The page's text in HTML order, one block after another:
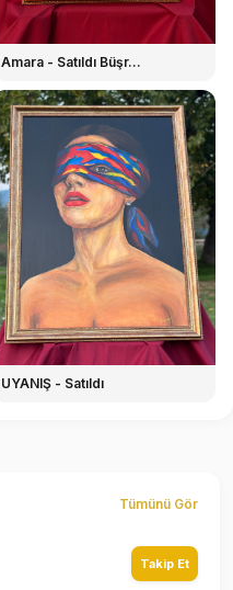
Amara - Satıldı Büşr...
UYANIŞ - Satıldı
Tümünü Gör
Takip Et